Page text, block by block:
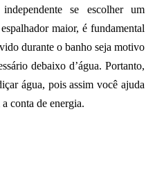
se escolher um
maior, é fundamental
durante o banho seja motivo
debaixo d’água. Portanto,
água, pois assim você ajuda
conta de energia.